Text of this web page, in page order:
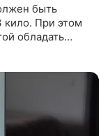
быть
кило. При этом
обладать